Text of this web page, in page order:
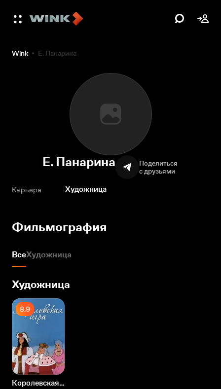
Wink Е. Панарина
Е. Панарина
Поделиться
с друзьями
Карьера Художница
Фильмография
ВсеХудожница
Художница
8.9
Королевская игра